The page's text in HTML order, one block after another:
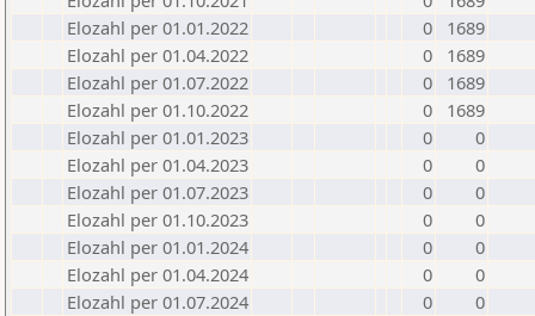
Elozahl per 01.01.2022
0
1689
Elozahl per 01.04.2022
0
1689
Elozahl per 01.07.2022
0
1689
Elozahl per 01.10.2022
0
1689
Elozahl per 01.01.2023
0
0
Elozahl per 01.04.2023
0
0
Elozahl per 01.07.2023
0
0
Elozahl per 01.10.2023
0
0
Elozahl per 01.01.2024
0
0
Elozahl per 01.04.2024
0
0
Elozahl per 01.07.2024
0
0